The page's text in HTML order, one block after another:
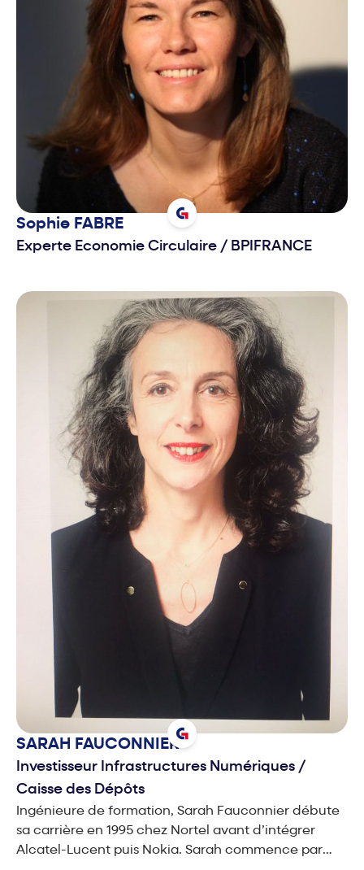
Sophie FABRE
Experte Economie Circulaire / BPIFRANCE
SARAH FAUCONNIER
Investisseur Infrastructures Numériques /
Caisse des Dépôts
Ingénieure de formation, Sarah Fauconnier débute
sa carrière en 1995 chez Nortel avant d’intégrer
Alcatel-Lucent puis Nokia. Sarah commence par